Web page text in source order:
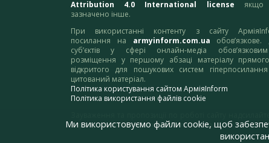
Attribution 4.0 International license якщо
зазначено інше.
При використанні контенту з сайту
посилання на armyinform.com.ua обов’язкове.
суб’єктів у сфері онлайн-медіа
розміщення у першому абзаці матеріалу
відкритого для пошукових систем
цитований матеріал.
Політика користування сайтом АрміяInform
Політика використання файлів cookie
адресу:webmaster@armyinform.com.ua
Ми використовуємо файли cookie, щоб